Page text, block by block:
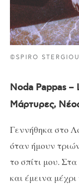
©SPIRO STERGIOU
Noda Pappas –
Μάρτυρες,
Γεννήθηκα στο
όταν ήμουν
το σπίτι μου.
και έμεινα